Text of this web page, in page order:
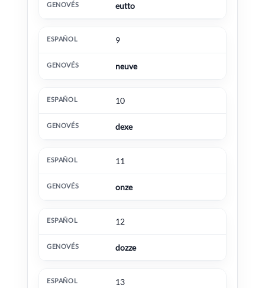
eutto
9
neuve
10
dexe
11
onze
12
dozze
13